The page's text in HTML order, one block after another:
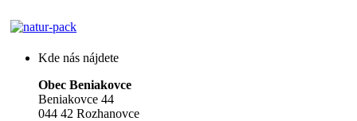
Kde nás nájdete
Obec Beniakovce
Beniakovce 44
044 42 Rozhanovce